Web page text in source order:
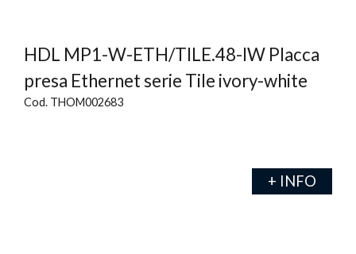
HDL MP1-W-ETH/TILE.48-IW Placca
presa Ethernet serie Tile ivory-white
Cod. THOM002683
+ INFO